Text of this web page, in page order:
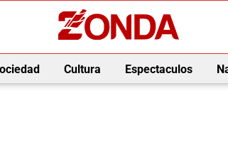
Cultura Espectaculos